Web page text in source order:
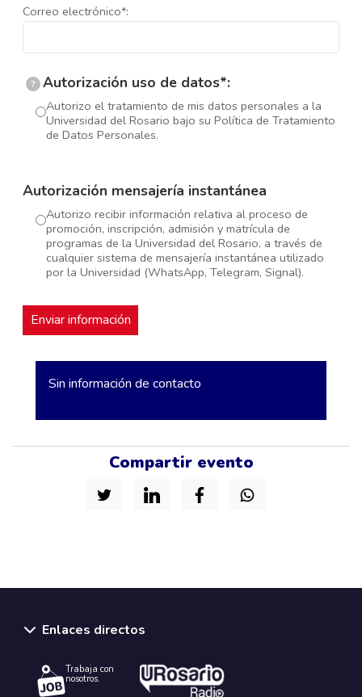
Correo electrónico*:
? Autorización uso de datos*:
Autorizo el tratamiento de mis datos personales a la
Universidad del Rosario bajo su Política de Tratamiento
de Datos Personales.
Autorización mensajería instantánea
Autorizo recibir información relativa al proceso de
promoción, inscripción, admisión y matrícula de
programas de la Universidad del Rosario, a través de
cualquier sistema de mensajería instantánea utilizado
por la Universidad (WhatsApp, Telegram, Signal).
Sin información de contacto
Compartir evento
Enlaces directos
Trabaja con
nosotros.